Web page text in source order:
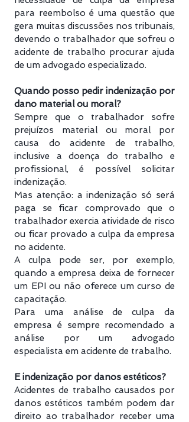
para reembolso é uma questão que
gera muitas discussões nos tribunais,
devendo o trabalhador que sofreu o
acidente de trabalho procurar ajuda
de um advogado especializado.
Quando posso pedir indenização por
dano material ou moral?
Sempre que o trabalhador sofre
prejuízos material ou moral por
causa do acidente de trabalho,
inclusive a doença do trabalho e
profissional, é possível solicitar
indenização.
Mas atenção: a indenização só será
paga se ficar comprovado que o
trabalhador exercia atividade de risco
ou ficar provado a culpa da empresa
no acidente.
A culpa pode ser, por exemplo,
quando a empresa deixa de fornecer
um EPI ou não oferece um curso de
capacitação.
Para uma análise de culpa da
empresa é sempre recomendado a
análise por um advogado
especialista em acidente de trabalho.
E indenização por danos estéticos?
Acidentes de trabalho causados por
danos estéticos também podem dar
direito ao trabalhador receber uma